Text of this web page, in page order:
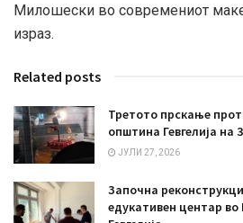
Милошески во современиот
израз.
Related posts
Третото прскање
општина Гевгелија на
ЈУЛИ 27, 2026
Започна
едукативен центар